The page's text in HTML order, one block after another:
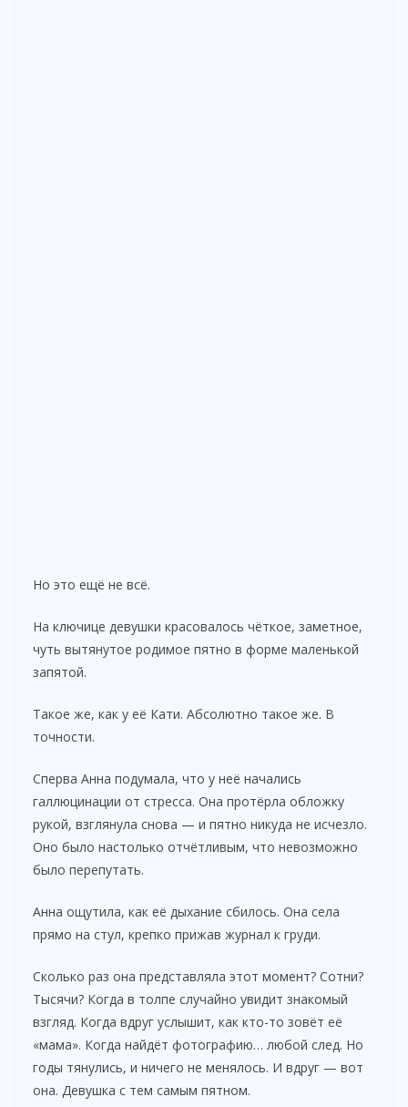
Но это ещё не всё.
На ключице девушки красовалось чёткое, заметное,
чуть вытянутое родимое пятно в форме маленькой
запятой.
Такое же, как у её Кати. Абсолютно такое же. В
точности.
Сперва Анна подумала, что у неё начались
галлюцинации от стресса. Она протёрла обложку
рукой, взглянула снова — и пятно никуда не исчезло.
Оно было настолько отчётливым, что невозможно
было перепутать.
Анна ощутила, как её дыхание сбилось. Она села
прямо на стул, крепко прижав журнал к груди.
Сколько раз она представляла этот момент? Сотни?
Тысячи? Когда в толпе случайно увидит знакомый
взгляд. Когда вдруг услышит, как кто-то зовёт её
«мама». Когда найдёт фотографию… любой след. Но
годы тянулись, и ничего не менялось. И вдруг — вот
она. Девушка с тем самым пятном.